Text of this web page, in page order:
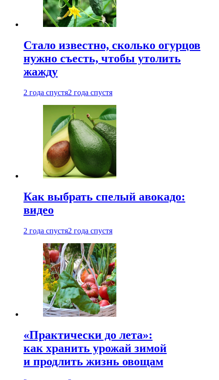
Стало известно, сколько огурцов
нужно съесть, чтобы утолить
жажду
2 года спустя2 года спустя
Как выбрать спелый авокадо:
видео
2 года спустя2 года спустя
«Практически до лета»:
как хранить урожай зимой
и продлить жизнь овощам